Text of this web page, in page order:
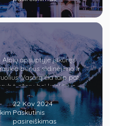
Gucci, Versace,
& Gabbana.
Alpių apsuptyje įsikūręs
būrius slidinėjimo ir
Vasarą čia taip pat
ežerų bei krioklių, o
Apsilankę sostinėje
lyg Austrijoje. Verčiau
polentos bei obuolių
22 Kov 2024
Paskutinis
pasireiškimas